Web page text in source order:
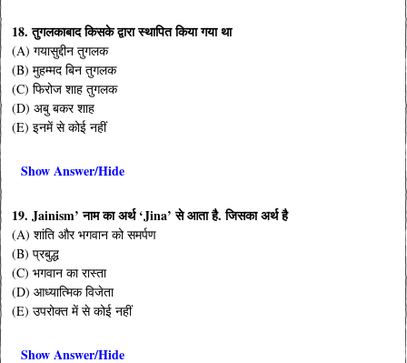
18.तुगलकाबाद किसके द्वारा स्थापित किया गया था
(A) गयासुद्दीन तुगलक
(B) मुहम्मद बिन तुगलक
(C) फिरोज शाह तुगलक
(D) अबु बकर शाह
(E) इनमें से कोई नहीं
Show Answer/Hide
19.Jainism’ नाम का अर्थ ‘Jina’ से आता है. जिसका अर्थ है
(A) शांति और भगवान को समर्पण
(B) प्रबुद्ध
(C) भगवान का रास्ता
(D) आध्यात्मिक विजेता
(E) उपरोक्त में से कोई नहीं
Show Answer/Hide